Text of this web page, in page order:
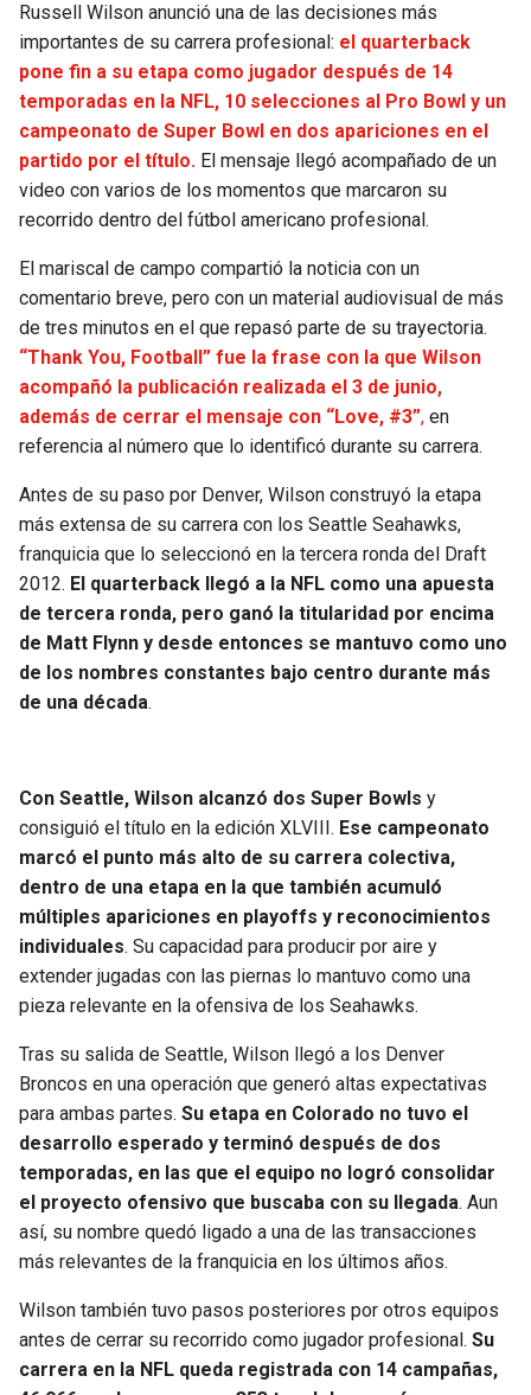
VIKINGS
FALCONS
PANTHERS
SAINTS
BUCCANEERS
TIMBERWOLVES
THUNDER
TRAIL BLAZERS
JAZZ
Russell Wilson anunció una de las decisiones más
importantes de su carrera profesional: el quarterback
pone fin a su etapa como jugador después de 14
temporadas en la NFL, 10 selecciones al Pro Bowl y un
campeonato de Super Bowl en dos apariciones en el
partido por el título. El mensaje llegó acompañado de un
video con varios de los momentos que marcaron su
recorrido dentro del fútbol americano profesional.
El mariscal de campo compartió la noticia con un
comentario breve, pero con un material audiovisual de más
de tres minutos en el que repasó parte de su trayectoria.
“Thank You, Football” fue la frase con la que Wilson
acompañó la publicación realizada el 3 de junio,
además de cerrar el mensaje con “Love, #3”, en
referencia al número que lo identificó durante su carrera.
Antes de su paso por Denver, Wilson construyó la etapa
más extensa de su carrera con los Seattle Seahawks,
franquicia que lo seleccionó en la tercera ronda del Draft
2012. El quarterback llegó a la NFL como una apuesta
de tercera ronda, pero ganó la titularidad por encima
de Matt Flynn y desde entonces se mantuvo como uno
de los nombres constantes bajo centro durante más
de una década.
Con Seattle, Wilson alcanzó dos Super Bowls y
consiguió el título en la edición XLVIII. Ese campeonato
marcó el punto más alto de su carrera colectiva,
dentro de una etapa en la que también acumuló
múltiples apariciones en playoffs y reconocimientos
individuales. Su capacidad para producir por aire y
extender jugadas con las piernas lo mantuvo como una
pieza relevante en la ofensiva de los Seahawks.
Tras su salida de Seattle, Wilson llegó a los Denver
Broncos en una operación que generó altas expectativas
para ambas partes. Su etapa en Colorado no tuvo el
desarrollo esperado y terminó después de dos
temporadas, en las que el equipo no logró consolidar
el proyecto ofensivo que buscaba con su llegada. Aun
así, su nombre quedó ligado a una de las transacciones
más relevantes de la franquicia en los últimos años.
Wilson también tuvo pasos posteriores por otros equipos
antes de cerrar su recorrido como jugador profesional. Su
carrera en la NFL queda registrada con 14 campañas,